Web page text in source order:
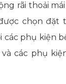
rãi thoải
chọn đặt
các phụ kiện
các phụ